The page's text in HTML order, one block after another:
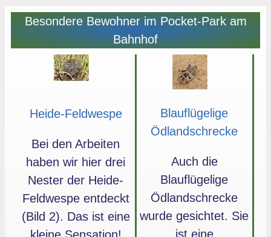
Besondere Bewohner im Pocket-Park am
Bahnhof
Heide-Feldwespe
Bei den Arbeiten
haben wir hier drei
Nester der Heide-
Feldwespe entdeckt
(Bild 2). Das ist eine
Blauflügelige
Ödlandschrecke
Auch die
Blauflügelige
Ödlandschrecke
wurde gesichtet. Sie
ist eine